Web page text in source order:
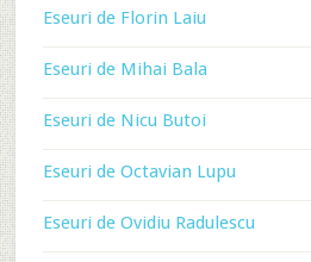
Eseuri de Florin Laiu
Eseuri de Mihai Bala
Eseuri de Nicu Butoi
Eseuri de Octavian Lupu
Eseuri de Ovidiu Radulescu